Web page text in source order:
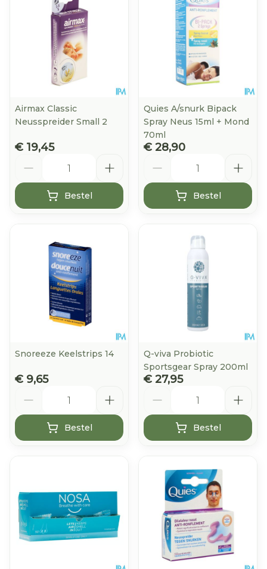
Airmax Classic
Neusspreider Small 2
€ 19,45
Bestel
Quies A/snurk Bipack
Spray Neus 15ml + Mond
70ml
€ 28,90
Bestel
Snoreeze Keelstrips 14
€ 9,65
Bestel
Q-viva Probiotic
Sportsgear Spray 200ml
€ 27,95
Bestel